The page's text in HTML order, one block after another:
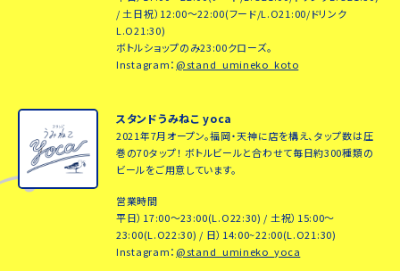
/ 土日祝）12:00～22:00(フード/L.O21:00/ドリンク
L.O21:30)
ボトルショップのみ23:00クローズ。
Instagram： @stand_umineko_koto
スタンドうみねこ yoca
2021年7月オープン。福岡・天神に店を構え、タップ数は圧
巻の70タップ！ ボトルビールと合わせて毎日約300種類の
ビールをご用意しています。
営業時間
平日）17:00～23:00(L.O22:30) / 土祝）15:00～
23:00(L.O22:30) / 日）14:00~22:00(L.O21:30)
Instagram： @stand_umineko_yoca